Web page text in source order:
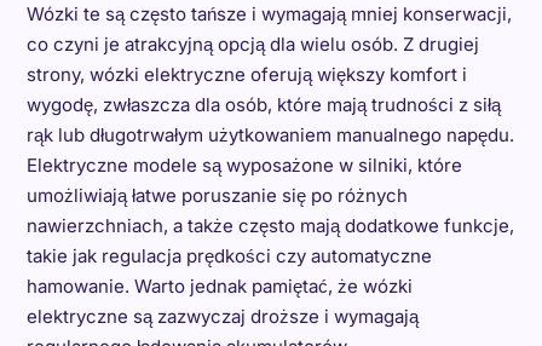
Wózki te są często tańsze i wymagają mniej konserwacji,
co czyni je atrakcyjną opcją dla wielu osób. Z drugiej
strony, wózki elektryczne oferują większy komfort i
wygodę, zwłaszcza dla osób, które mają trudności z siłą
rąk lub długotrwałym użytkowaniem manualnego napędu.
Elektryczne modele są wyposażone w silniki, które
umożliwiają łatwe poruszanie się po różnych
nawierzchniach, a także często mają dodatkowe funkcje,
takie jak regulacja prędkości czy automatyczne
hamowanie. Warto jednak pamiętać, że wózki
elektryczne są zazwyczaj droższe i wymagają